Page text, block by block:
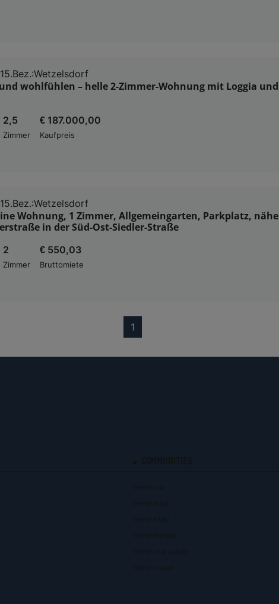
wohlfühlen – helle 2-Zimmer-Wohnung mit Loggia und
2,5
Zimmer
€ 187.000,00
Kaufpreis
Wohnung, 1 Zimmer, Allgemeingarten, Parkplatz, nähe
in der Süd-Ost-Siedler-Straße
2
Zimmer
€ 550,03
Bruttomiete
1